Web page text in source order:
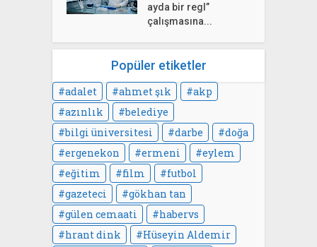
ayda bir regl”
çalışmasına...
Popüler etiketler
adalet ahmet şık
akp
azınlık
belediye
bilgi üniversitesi
darbe
doğa
ergenekon
ermeni
eylem
eğitim
film
futbol
gazeteci
gökhan tan
gülen cemaati
habervs
hrant dink
Hüseyin Aldemir